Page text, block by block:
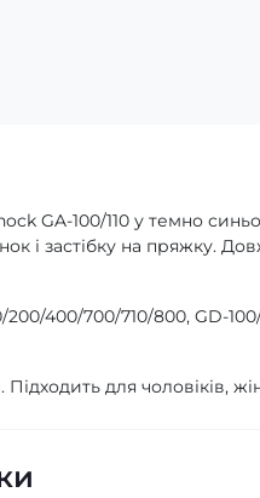
GA-100/110 у темно
і застібку на пряжку.
400/700/710/800, GD-
для чоловіків,